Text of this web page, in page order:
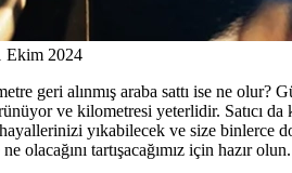
Ekim 2024
geri alınmış araba sattı ise ne
ve kilometresi yeterlidir. Satıcı
hayallerinizi yıkabilecek ve size binlerce
olacağını tartışacağımız için hazır olun.